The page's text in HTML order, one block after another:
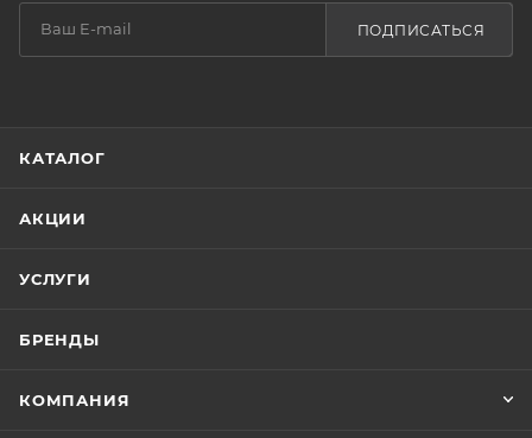
ПОДПИСАТЬСЯ
КАТАЛОГ
АКЦИИ
УСЛУГИ
БРЕНДЫ
КОМПАНИЯ